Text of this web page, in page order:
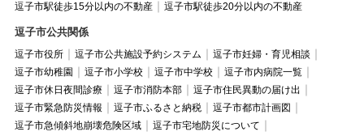
逗子市駅徒歩15分以内の不動産
逗子市駅徒歩20分以内の不動産
逗子市公共関係
逗子市役所 逗子市公共施設予約システム
逗子市妊婦・育児相談
逗子市幼稚園
逗子市小学校 逗子市中学校
逗子市内病院一覧
逗子市休日夜間診療
逗子市消防本部
逗子市住民異動の届け出
逗子市緊急防災情報
逗子市ふるさと納税
逗子市都市計画図
逗子市急傾斜地崩壊危険区域
逗子市宅地防災について